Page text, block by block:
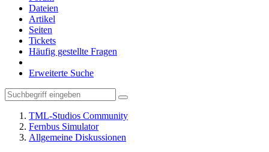
Dateien
Artikel
Seiten
Tickets
Häufig gestellte Fragen
Erweiterte Suche
TML-Studios Community
Fernbus Simulator
Allgemeine Diskussionen